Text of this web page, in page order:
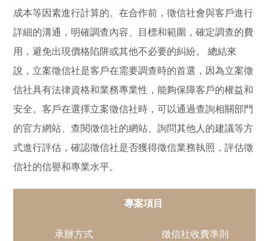
成本等因素進行計算的。在合作前，徵信社會與客戶進行
詳細的溝通，明確調查內容、目標和範圍，確定調查的費
用，避免出現價格陷阱或其他不必要的糾紛。 總結來
說，立案徵信社是客戶在需要調查時的首選，因為立案徵
信社具有法律資格和業務專業性，能夠保障客戶的權益和
安全。客戶在選擇立案徵信社時，可以通過查詢相關部門
的官方網站、查閱徵信社的網站、詢問其他人的建議等方
式進行評估，確認徵信社是否獲得徵信業務執照，評估徵
信社的信譽和專業水平。
專案項目
承辦方式
徵信社收費準則